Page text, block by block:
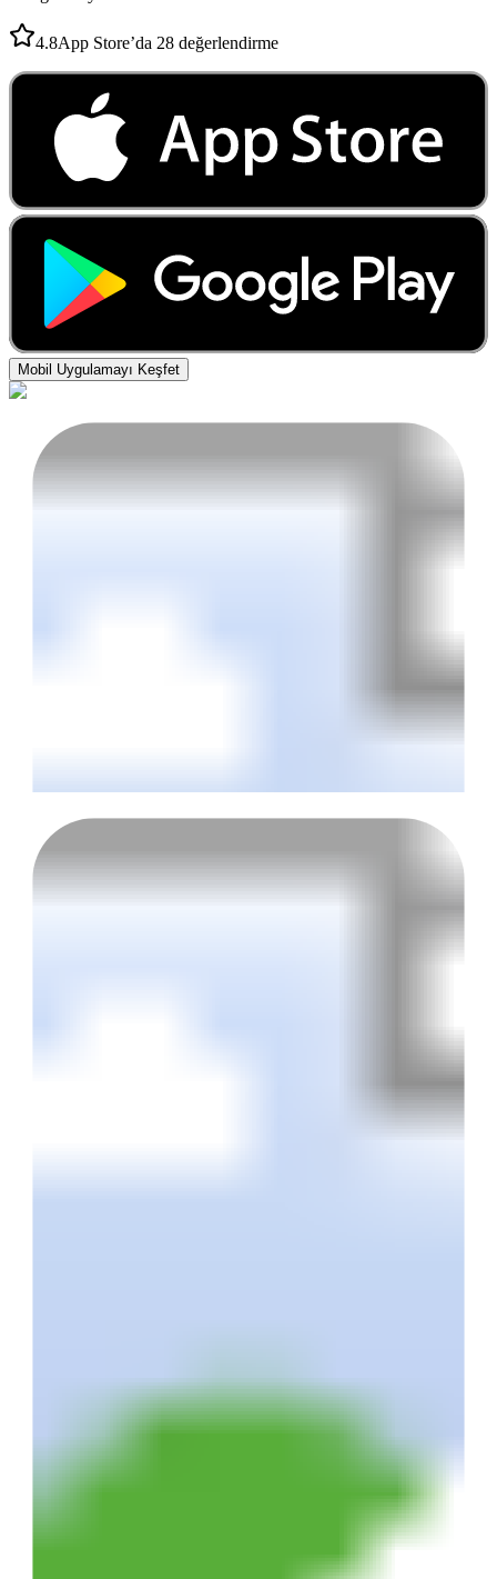
4.8App Store’da 28 değerlendirme
Mobil Uygulamayı Keşfet